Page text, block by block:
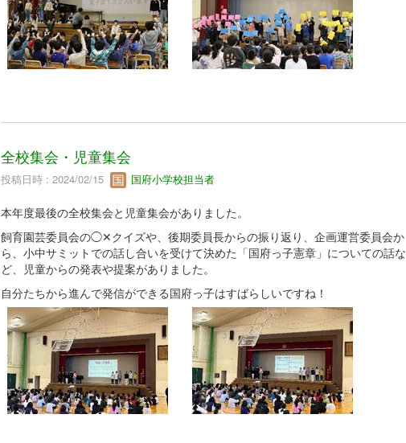
全校集会・児童集会
投稿日時 : 2024/02/15 国府小学校担当者
本年度最後の全校集会と児童集会がありました。
飼育園芸委員会の◯✕クイズや、後期委員長からの振り返り、企画運営委員会か
ら、小中サミットでの話し合いを受けて決めた「国府っ子憲章」についての話な
ど、児童からの発表や提案がありました。
自分たちから進んで発信ができる国府っ子はすばらしいですね！